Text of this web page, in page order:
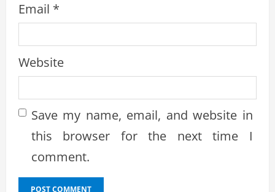
Email *
Website
Save my name, email, and website in
this browser for the next time I
comment.